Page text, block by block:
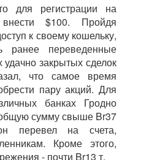
для регистрации на
$100. Пройдя
к своему кошельку,
ранее переведенные
удачно закрытых сделок
что самое время
пару акций. Для
банках Гродно
сумму свыше Br37
перевел на счета,
Кроме этого,
- почти Br13 т.